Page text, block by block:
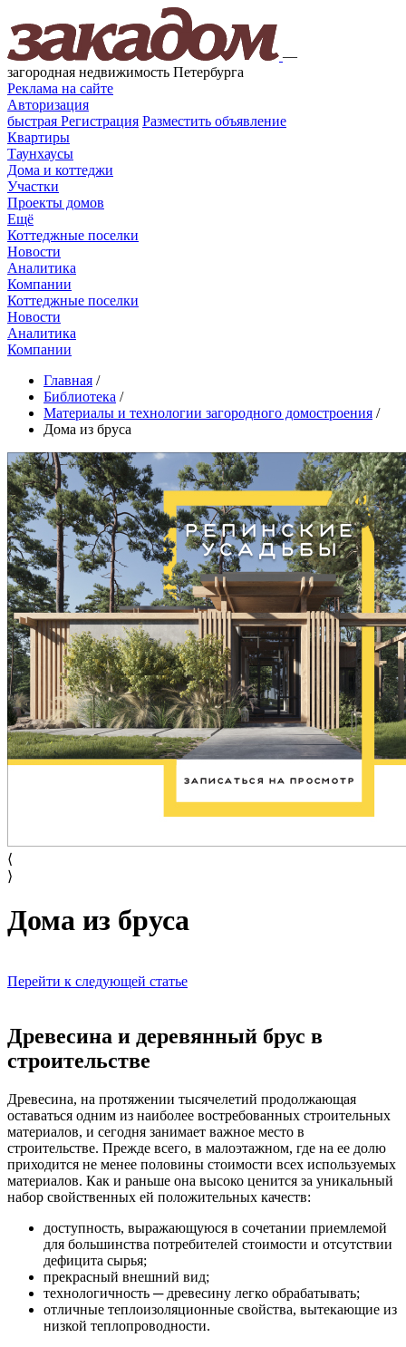
—
загородная недвижимость Петербурга
Реклама на сайте
Авторизация
быстрая Регистрация Разместить объявление
Квартиры
Таунхаусы
Дома и коттеджи
Участки
Проекты домов
Ещё
Коттеджные поселки
Новости
Аналитика
Компании
Коттеджные поселки
Новости
Аналитика
Компании
Главная /
Библиотека /
Материалы и технологии загородного домостроения /
Дома из бруса
⟨
⟩
Дома из бруса
Перейти к следующей статье
Древесина и деревянный брус в
строительстве
Древесина, на протяжении тысячелетий продолжающая
оставаться одним из наиболее востребованных строительных
материалов, и сегодня занимает важное место в
строительстве. Прежде всего, в малоэтажном, где на ее долю
приходится не менее половины стоимости всех используемых
материалов. Как и раньше она высоко ценится за уникальный
набор свойственных ей положительных качеств:
доступность, выражающуюся в сочетании приемлемой
для большинства потребителей стоимости и отсутствии
дефицита сырья;
прекрасный внешний вид;
технологичность ─ древесину легко обрабатывать;
отличные теплоизоляционные свойства, вытекающие из
низкой теплопроводности.